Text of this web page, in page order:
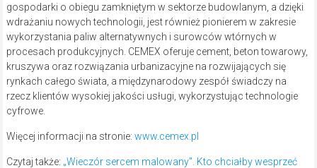
gospodarki o obiegu zamkniętym w sektorze budowlanym, a dzięki
wdrażaniu nowych technologii, jest również pionierem w zakresie
wykorzystania paliw alternatywnych i surowców wtórnych w
procesach produkcyjnych. CEMEX oferuje cement, beton towarowy,
kruszywa oraz rozwiązania urbanizacyjne na rozwijających się
rynkach całego świata, a międzynarodowy zespół świadczy na
rzecz klientów wysokiej jakości usługi, wykorzystując technologie
cyfrowe.
Więcej informacji na stronie: www.cemex.pl
Czytaj także: „Wieczór sercem malowany”. Kto chciałby wesprzeć